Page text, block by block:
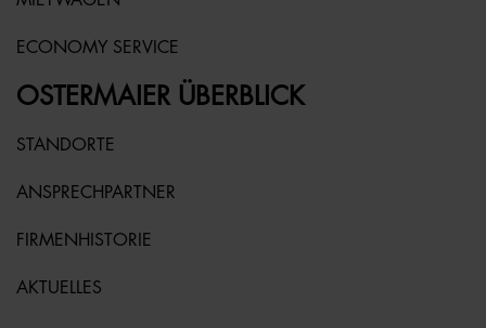
ECONOMY SERVICE
OSTERMAIER ÜBERBLICK
STANDORTE
ANSPRECHPARTNER
FIRMENHISTORIE
AKTUELLES